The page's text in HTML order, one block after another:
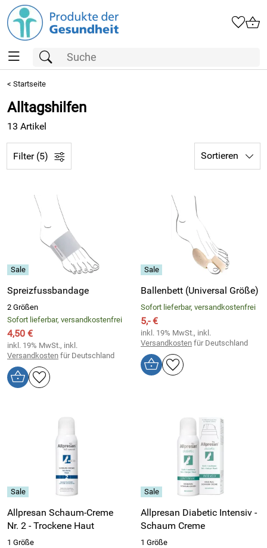
< Startseite
Alltagshilfen
13 Artikel
Filter (5) Sortieren
Spreizfussbandage
2 Größen
Sofort lieferbar, versandkostenfrei
4,50 €
inkl. 19% MwSt., inkl.
Versandkosten für Deutschland
Ballenbett (Universal Größe)
Sofort lieferbar, versandkostenfrei
5,- €
inkl. 19% MwSt., inkl.
Versandkosten für Deutschland
Allpresan Schaum-Creme
Nr. 2 - Trockene Haut
1 Größe
Allpresan Diabetic Intensiv -
Schaum Creme
1 Größe